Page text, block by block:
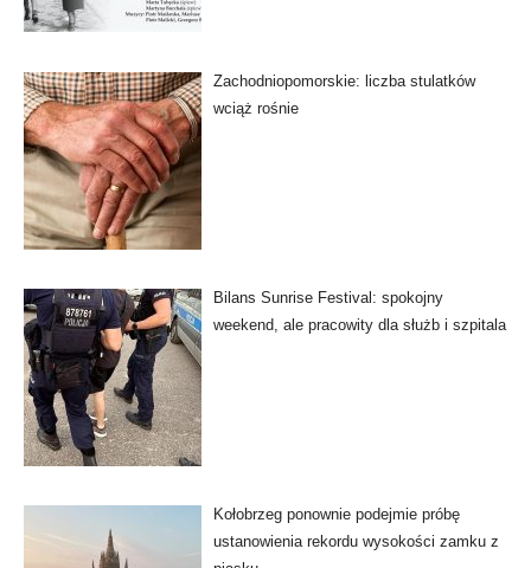
Zachodniopomorskie: liczba stulatków
wciąż rośnie
Bilans Sunrise Festival: spokojny
weekend, ale pracowity dla służb i szpitala
Kołobrzeg ponownie podejmie próbę
ustanowienia rekordu wysokości zamku z